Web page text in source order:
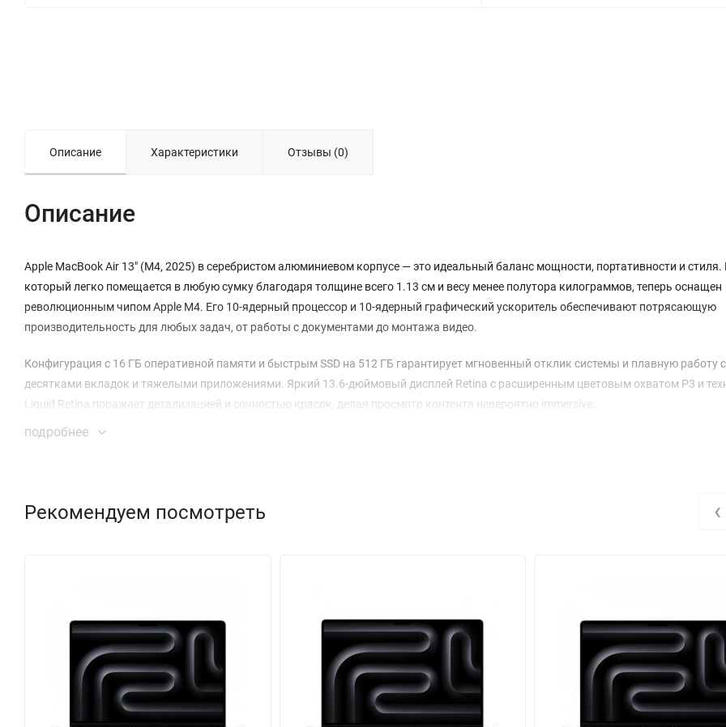
Описание Характеристики Отзывы (0)
Описание
Apple MacBook Air 13" (M4, 2025) в серебристом алюминиевом корпусе — это идеальный баланс мощности, портативности и стиля.
который легко помещается в любую сумку благодаря толщине всего 1.13 см и весу менее полутора килограммов, теперь оснащен
революционным чипом Apple M4. Его 10-ядерный процессор и 10-ядерный графический ускоритель обеспечивают потрясающую
производительность для любых задач, от работы с документами до монтажа видео.
Конфигурация с 16 ГБ оперативной памяти и быстрым SSD на 512 ГБ гарантирует мгновенный отклик системы и плавную работу с
десятками вкладок и тяжелыми приложениями. Яркий 13.6-дюймовый дисплей Retina с расширенным цветовым охватом P3 и
Liquid Retina поражает детализацией и сочностью красок, делая просмотр контента невероятно immersive.
Особая гордость этой модели — феноменальная энергоэффективность. Аккумулятор обеспечивает до 18 часов автономной
подробнее
Рекомендуем посмотреть ‹